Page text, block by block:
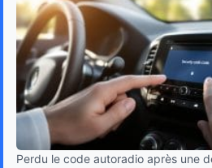
Perdu le code autoradio après une